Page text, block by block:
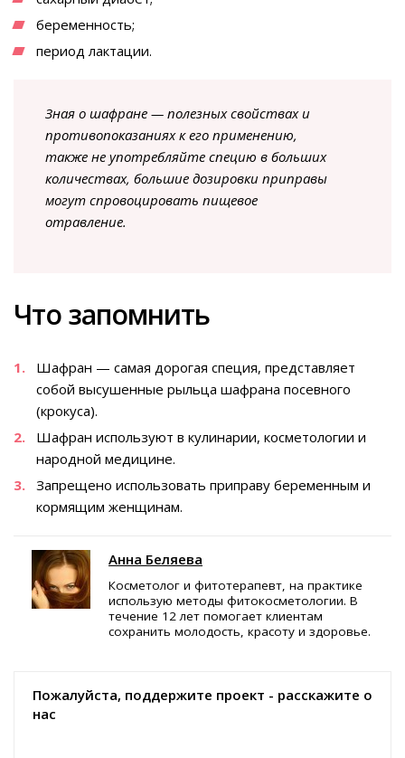
беременность;
период лактации.
Зная о шафране — полезных свойствах и
противопоказаниях к его применению,
также не употребляйте специю в больших
количествах, большие дозировки приправы
могут спровоцировать пищевое
отравление.
Что запомнить
Шафран — самая дорогая специя, представляет
собой высушенные рыльца шафрана посевного
(крокуса).
Шафран используют в кулинарии, косметологии и
народной медицине.
Запрещено использовать приправу беременным и
кормящим женщинам.
Анна Беляева
Косметолог и фитотерапевт, на практике
использую методы фитокосметологии. В
течение 12 лет помогает клиентам
сохранить молодость, красоту и здоровье.
Пожалуйста, поддержите проект - расскажите о
нас